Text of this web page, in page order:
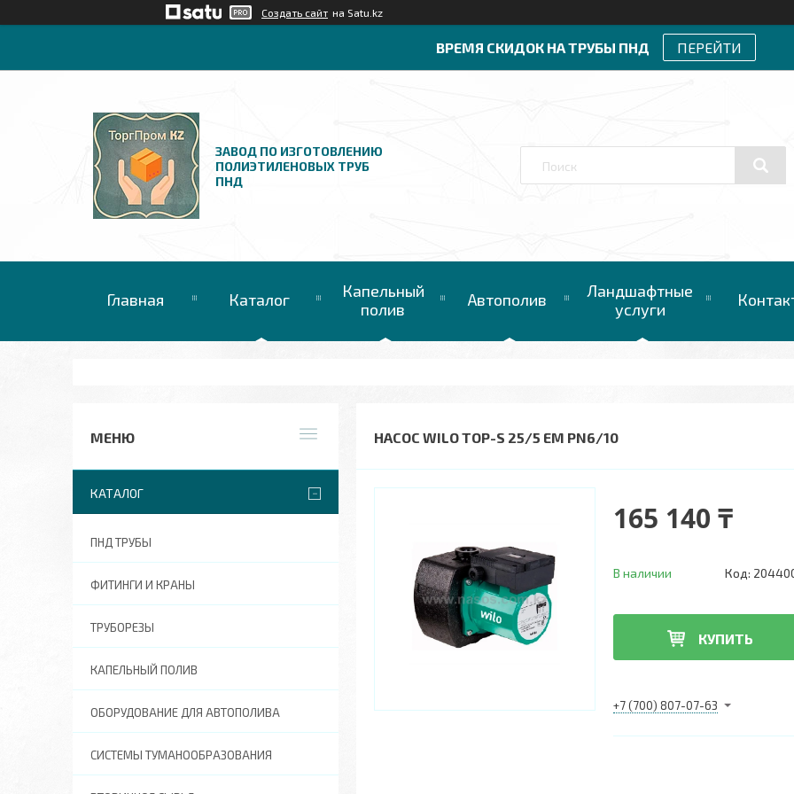
Создать сайт на Satu.kz
ВРЕМЯ СКИДОК НА ТРУБЫ ПНД ПЕРЕЙТИ
ЗАВОД ПО ИЗГОТОВЛЕНИЮ
ПОЛИЭТИЛЕНОВЫХ ТРУБ
ПНД
Главная Каталог
Капельный
полив
Автополив
Ландшафтные
услуги
НАСОС WILO TOP-S 25/5 EM PN6/10
165 140 ₸
В наличии Код:
КУПИТЬ
+7 (700) 807-07-63
КАТАЛОГ
ПНД ТРУБЫ
ФИТИНГИ И КРАНЫ
ТРУБОРЕЗЫ
КАПЕЛЬНЫЙ ПОЛИВ
ОБОРУДОВАНИЕ ДЛЯ АВТОПОЛИВА
СИСТЕМЫ ТУМАНООБРАЗОВАНИЯ